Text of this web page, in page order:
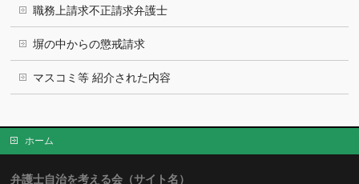
職務上請求不正請求弁護士
塀の中からの懲戒請求
マスコミ等 紹介された内容
ホーム
弁護士自治を考える会（サイト名）